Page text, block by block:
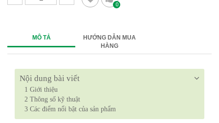
0
MÔ TẢ
HƯỚNG DẪN MUA
HÀNG
Nội dung bài viết
1 Giới thiệu
2 Thông số kỹ thuật
3 Các điểm nổi bật của sản phẩm